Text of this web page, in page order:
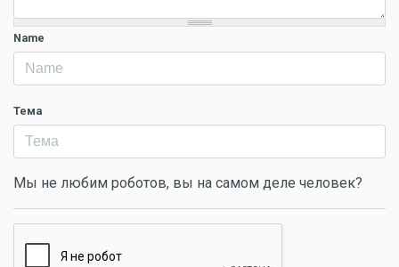
Name
Тема
Мы не любим роботов, вы на самом деле человек?